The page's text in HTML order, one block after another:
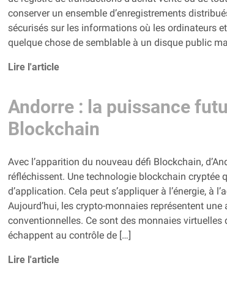
conserver un ensemble d’enregistrements
sécurisés sur les informations où les ordinateurs
quelque chose de semblable à un disque public
Lire l'article
Andorre : la puissance
Blockchain
Avec l’apparition du nouveau défi Blockchain,
réfléchissent. Une technologie blockchain cryptée
d’application. Cela peut s’appliquer à l’énergie, à
Aujourd’hui, les crypto-monnaies représentent
conventionnelles. Ce sont des monnaies virtuelles
échappent au contrôle de […]
Lire l'article